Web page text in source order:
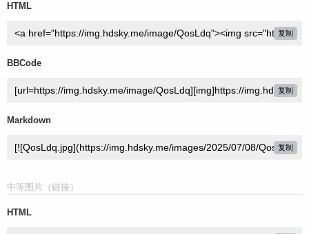
HTML
复制
BBCode
复制
Markdown
复制
中等图片（链接）
HTML